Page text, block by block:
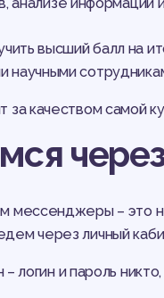
высший балл на
научными
за качеством самой
мессенджеры – это
через личный
– логин и пароль